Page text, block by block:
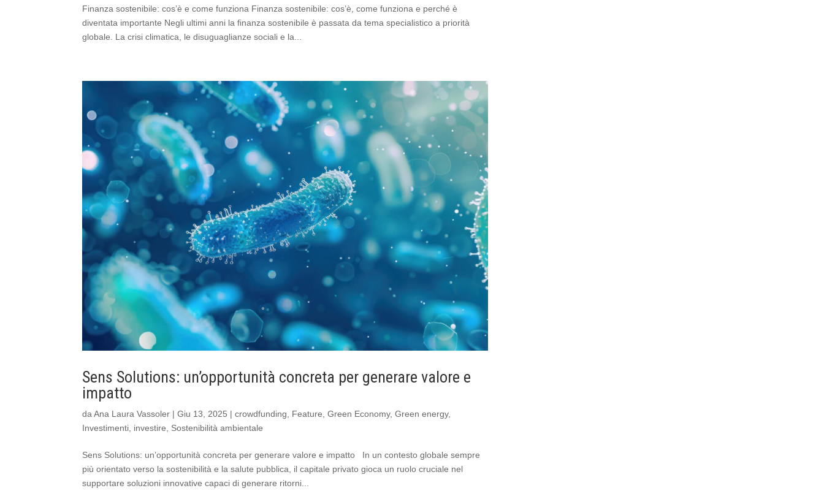
Finanza sostenibile: cos’è e come funziona Finanza sostenibile: cos’è, come funziona e perché è
diventata importante Negli ultimi anni la finanza sostenibile è passata da tema specialistico a priorità
globale. La crisi climatica, le disuguaglianze sociali e la...
Sens Solutions: un’opportunità concreta per generare valore e
impatto
daAna Laura Vassoler |Giu 13, 2025 |crowdfunding, Feature,Green Economy,Green energy,
Investimenti, investire, Sostenibilità ambientale
Sens Solutions: un’opportunità concreta per generare valore e impatto In un contesto globale sempre
più orientato verso la sostenibilità e la salute pubblica, il capitale privato gioca un ruolo cruciale nel
supportare soluzioni innovative capaci di generare ritorni...